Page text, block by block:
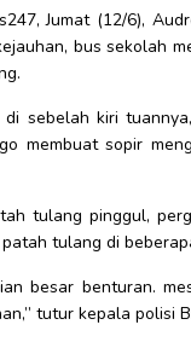
Jumat (12/6),
bus sekolah
sebelah kiri
membuat sopir
tulang pinggul,
tulang di
besar benturan.
tutur kepala polisi